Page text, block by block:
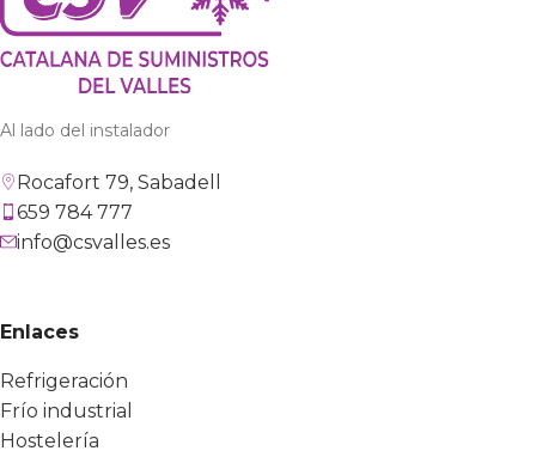
Al lado del instalador
Rocafort 79, Sabadell
659 784 777
info@csvalles.es
Enlaces
Refrigeración
Frío industrial
Hostelería